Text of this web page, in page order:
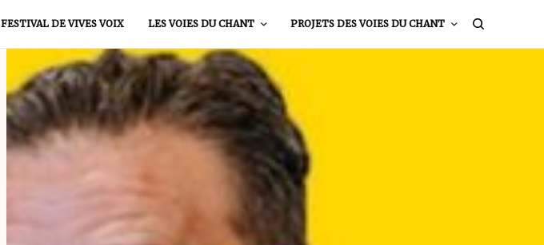
FESTIVAL DE VIVES VOIX LES VOIES DU CHANT PROJETS DES VOIES DU CHANT